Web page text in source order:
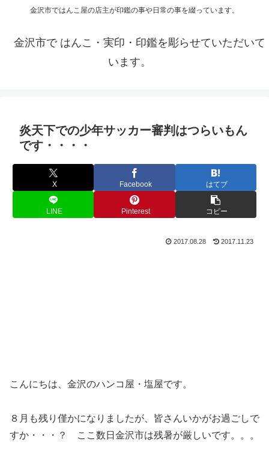
金沢市ではんこ屋の店主が印鑑の事や日常の事を綴っています。
金沢市で はんこ・実印・印鑑を彫らせていただいて
います。
炎天下での少年サッカー審判はつらいもん
です・・・・
X Facebook はてブ
LINE Pinterest コピー
2017.08.28 2017.11.23
こんにちは、金沢のハンコ屋・塩屋です。
８月も残り僅かになりましたが、皆さんいかがお過ごしで
すか・・・？ ここ数日金沢市は残暑が厳しいです。。。